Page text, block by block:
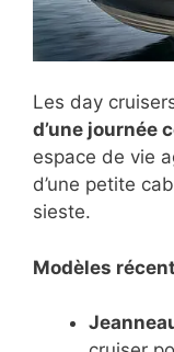
Les day
d’une journée
espace de vie
d’une petite
sieste.
Modèles